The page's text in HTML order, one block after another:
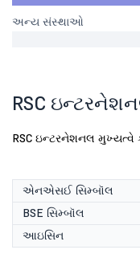
અન્ય સંસ્થાઓ
RSC
RSC ઇન્ટરનેશનલ મુખ્યત્વે
એનએસઈ સિમ્બૉલ
BSE સિમ્બૉલ
આઇસિન